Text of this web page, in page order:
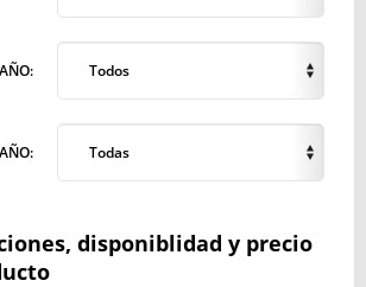
Todos
Todas
disponiblidad y precio